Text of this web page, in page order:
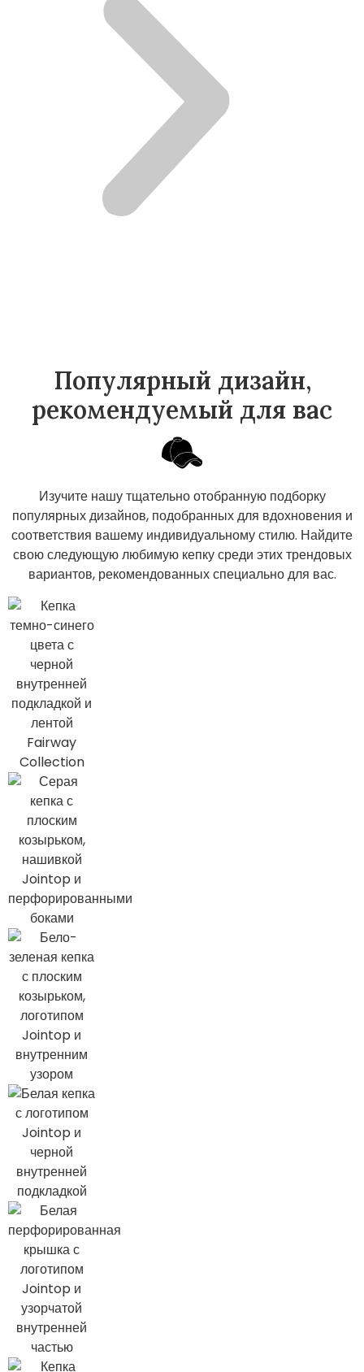
Популярный дизайн,
рекомендуемый для вас
Изучите нашу тщательно отобранную подборку
популярных дизайнов, подобранных для вдохновения и
соответствия вашему индивидуальному стилю. Найдите
свою следующую любимую кепку среди этих трендовых
вариантов, рекомендованных специально для вас.